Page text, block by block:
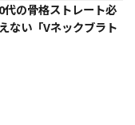
代の骨格ストレート必
ない「Vネックブラト